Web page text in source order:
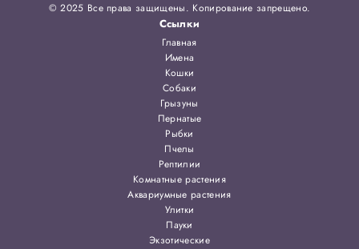
© 2025 Все права защищены. Копирование запрещено.
Ссылки
Главная
Имена
Кошки
Собаки
Грызуны
Пернатые
Рыбки
Пчелы
Рептилии
Комнатные растения
Аквариумные растения
Улитки
Пауки
Экзотические